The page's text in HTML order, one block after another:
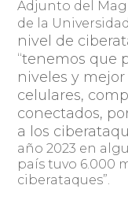
Adjunto del
de la
nivel de
“tenemos que
niveles y
celulares,
conectados,
a los
año 2023 en
país tuvo 6.000
ciberataques”.